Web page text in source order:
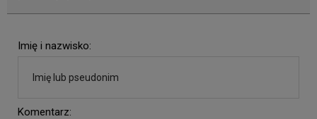
Imię i nazwisko:
Komentarz: